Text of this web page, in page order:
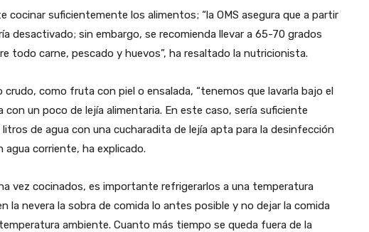
cocinar suficientemente los alimentos; “la OMS asegura que a partir
desactivado; sin embargo, se recomienda llevar a 65-70 grados
todo carne, pescado y huevos”, ha resaltado la nutricionista.
crudo, como fruta con piel o ensalada, “tenemos que lavarla bajo el
un poco de lejía alimentaria. En este caso, sería suficiente
de agua con una cucharadita de lejía apta para la desinfección
agua corriente, ha explicado.
vez cocinados, es importante refrigerarlos a una temperatura
la nevera la sobra de comida lo antes posible y no dejar la comida
ambiente. Cuanto más tiempo se queda fuera de la